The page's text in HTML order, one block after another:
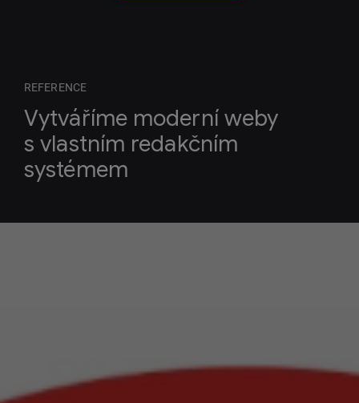
REFERENCE
Vytváříme moderní weby
s vlastním redakčním
systémem